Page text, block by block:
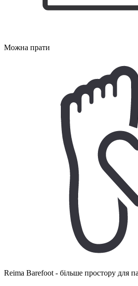
Можна прати
Reima Barefoot - більше простору для